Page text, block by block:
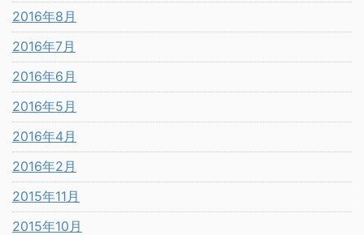
2016年8月
2016年7月
2016年6月
2016年5月
2016年4月
2016年2月
2015年11月
2015年10月